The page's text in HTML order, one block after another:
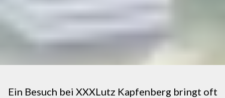
Ein Besuch bei XXXLutz Kapfenberg bringt oft